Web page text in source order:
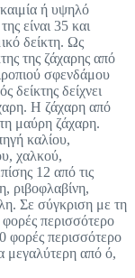
ή υψηλό
είναι 35 και
δείκτη. Ως
της ζάχαρης από
σφενδάμου
δείκτης δείχνει
Η ζάχαρη από
μαύρη ζάχαρη.
καλίου,
χαλκού,
12 από τις
ριβοφλαβίνη,
Σε σύγκριση με τη
περισσότερο
φορές περισσότερο
μεγαλύτερη από ό,